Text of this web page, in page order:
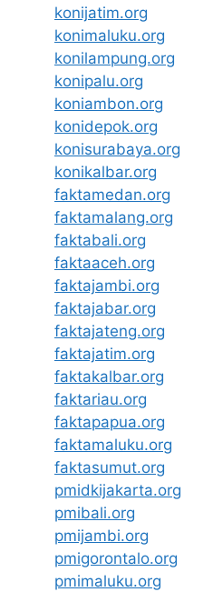
konijatim.org
konimaluku.org
konilampung.org
konipalu.org
koniambon.org
konidepok.org
konisurabaya.org
konikalbar.org
faktamedan.org
faktamalang.org
faktabali.org
faktaaceh.org
faktajambi.org
faktajabar.org
faktajateng.org
faktajatim.org
faktakalbar.org
faktariau.org
faktapapua.org
faktamaluku.org
faktasumut.org
pmidkijakarta.org
pmibali.org
pmijambi.org
pmigorontalo.org
pmimaluku.org